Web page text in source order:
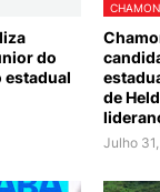
do
estadual
de
Julho